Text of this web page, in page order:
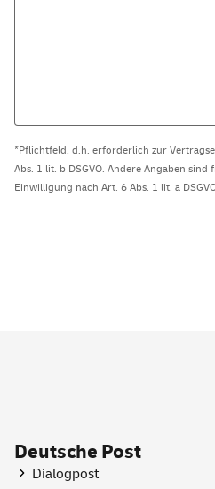
*Pflichtfeld, d.h. erforderlich zur
Abs. 1 lit. b DSGVO. Andere Angaben
Einwilligung nach Art. 6 Abs. 1 lit. a
Deutsche Post
Dialogpost